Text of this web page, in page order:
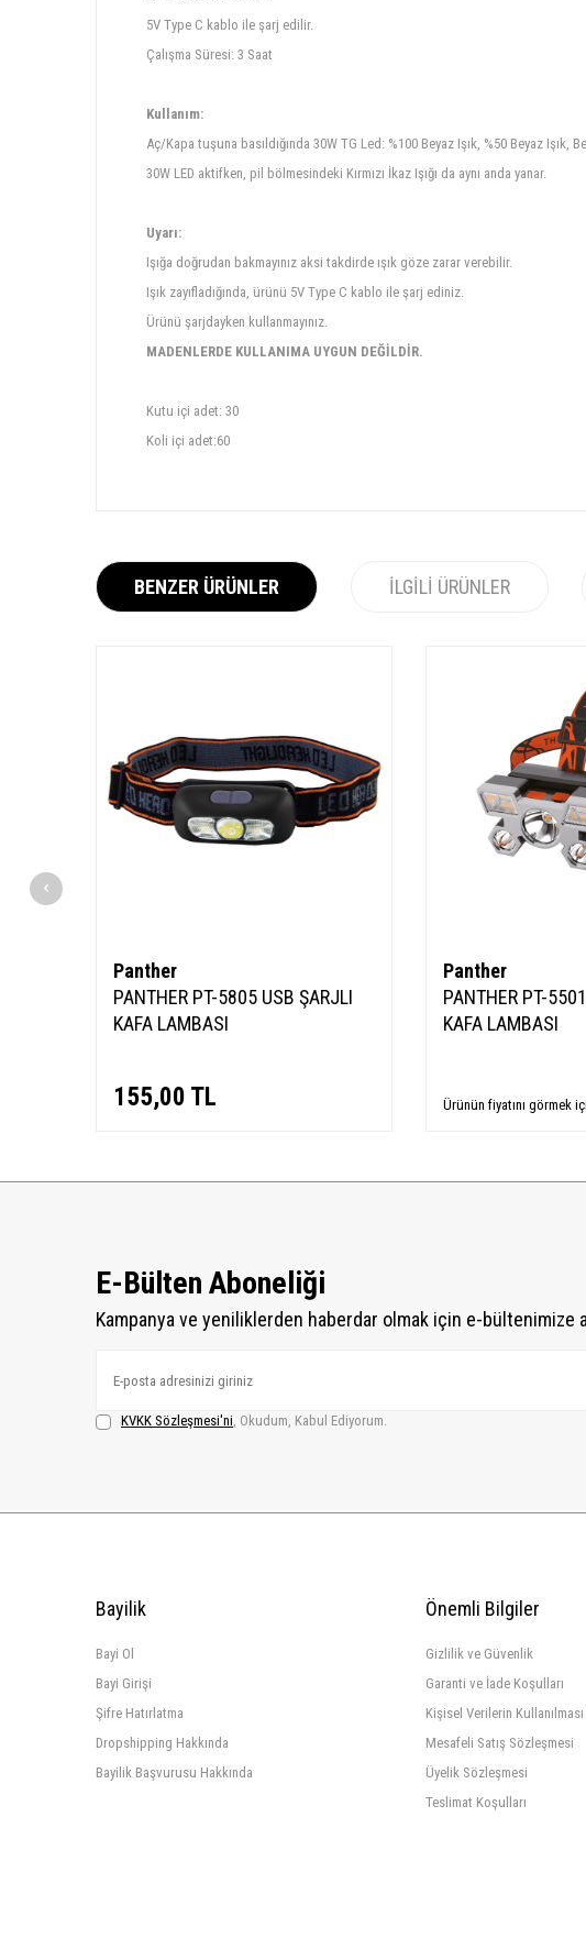
5V Type C kablo ile şarj edilir.
Çalışma Süresi: 3 Saat
Kullanım:
Aç/Kapa tuşuna basıldığında 30W TG Led: %100 Beyaz Işık, %50 Beyaz Işık,
30W LED aktifken, pil bölmesindeki Kırmızı İkaz Işığı da aynı anda yanar.
Uyarı:
Işığa doğrudan bakmayınız aksi takdirde ışık göze zarar verebilir.
Işık zayıfladığında, ürünü 5V Type C kablo ile şarj ediniz.
Ürünü şarjdayken kullanmayınız.
MADENLERDE KULLANIMA UYGUN DEĞİLDİR.
Kutu içi adet: 30
Koli içi adet:60
BENZER ÜRÜNLER İLGILI ÜRÜNLER
Panther
PANTHER PT-5805 USB ŞARJLI
KAFA LAMBASI
155,00 TL
Panther
PANTHER PT-
KAFA LAMBASI
Ürünün fiyatını görmek
E-Bülten Aboneliği
Kampanya ve yeniliklerden haberdar olmak için e-bültenimize
KVKK Sözleşmesi'ni, Okudum, Kabul Ediyorum.
Bayilik
Bayi Ol
Bayi Girişi
Şifre Hatırlatma
Dropshipping Hakkında
Bayilik Başvurusu Hakkında
Önemli Bilgiler
Gizlilik ve Güvenlik
Garanti ve İade Koşulları
Kişisel Verilerin Kullanılması
Mesafeli Satış Sözleşmesi
Üyelik Sözleşmesi
Teslimat Koşulları